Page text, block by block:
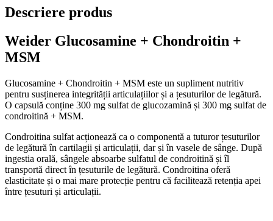
Descriere produs
Weider Glucosamine + Chondroitin +
MSM
Glucosamine + Chondroitin + MSM este un supliment nutritiv
pentru susținerea integrității articulațiilor și a țesuturilor de legătură.
O capsulă conține 300 mg sulfat de glucozamină și 300 mg sulfat de
condroitină + MSM.
Condroitina sulfat acționează ca o componentă a tuturor țesuturilor
de legătură în cartilagii și articulații, dar și în vasele de sânge. După
ingestia orală, sângele absoarbe sulfatul de condroitină și îl
transportă direct în țesuturile de legătură. Condroitina oferă
elasticitate și o mai mare protecție pentru că facilitează retenția apei
între țesuturi și articulații.